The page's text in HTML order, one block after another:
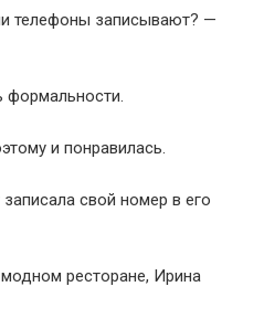
телефоны записывают? —
формальности.
и понравилась.
свой номер в его
ресторане, Ирина